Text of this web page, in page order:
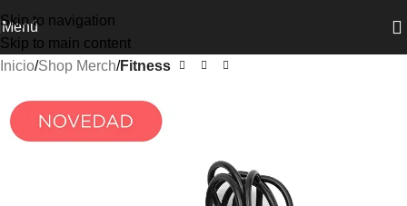
Skip to navigation
Skip to main content
Menú
Inicio Shop Merch Fitness